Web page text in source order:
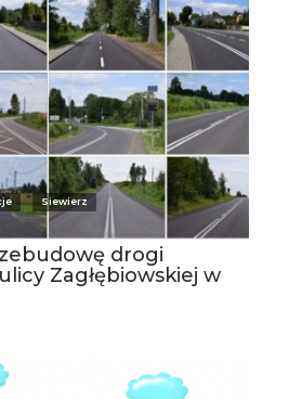
Siewierz
drogi
Zagłębiowskiej w